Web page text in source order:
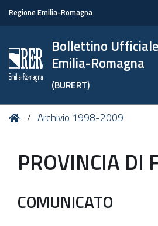
Regione Emilia-Romagna
Bollettino
Emilia-Romagna
(BURERT)
Tu HomeArchivio 1998-2009
PROVINCIA DI
COMUNICATO